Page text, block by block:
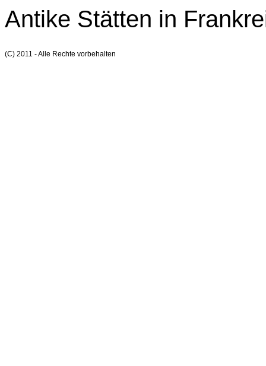
Antike Stätten in
(C) 2011 - Alle Rechte vorbehalten